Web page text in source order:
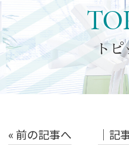
トピ
« 前の記事へ │記